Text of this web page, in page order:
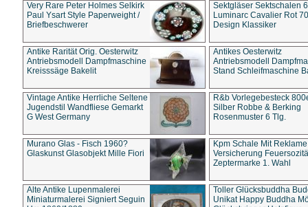
Very Rare Peter Holmes Selkirk
Paul Ysart Style Paperweight /
Briefbeschwerer
Sektgläser Sektschalen
Luminarc Cavalier Rot
Design Klassiker
Antike Rarität Orig. Oesterwitz
Antriebsmodell Dampfmaschine
Kreisssäge Bakelit
Antikes Oesterwitz
Antriebsmodell
Stand Schleifmaschine
Vintage Antike Herrliche Seltene
Jugendstil Wandfliese Gemarkt
G West Germany
R&b Vorlegebesteck
Silber Robbe & Berking
Rosenmuster 6 Tlg.
Murano Glas - Fisch 1960?
Glaskunst Glasobjekt Mille Fiori
Kpm Schale Mit Reklame
Versicherung
Zeptermarke 1. Wahl
Alte Antike Lupenmalerei
Miniaturmalerei Signiert Seguin
Toller Glücksbuddha
Unikat Happy Buddha